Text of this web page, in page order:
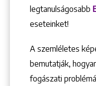
legtanulságosabb
eseteinket!
A szemléletes
bemutatják,
fogászati